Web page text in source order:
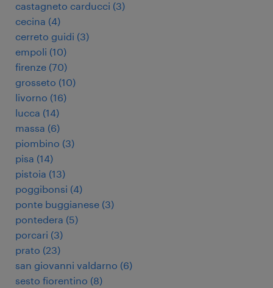
castagneto carducci (3)
cecina (4)
cerreto guidi (3)
empoli (10)
firenze (70)
grosseto (10)
livorno (16)
lucca (14)
massa (6)
piombino (3)
pisa (14)
pistoia (13)
poggibonsi (4)
ponte buggianese (3)
pontedera (5)
porcari (3)
prato (23)
san giovanni valdarno (6)
sesto fiorentino (8)